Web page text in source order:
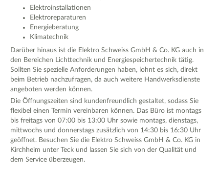
Elektroinstallationen
Elektroreparaturen
Energieberatung
Klimatechnik
Darüber hinaus ist die Elektro Schweiss GmbH & Co. KG auch in
den Bereichen Lichttechnik und Energiespeichertechnik tätig.
Sollten Sie spezielle Anforderungen haben, lohnt es sich, direkt
beim Betrieb nachzufragen, da auch weitere Handwerksdienste
angeboten werden können.
Die Öffnungszeiten sind kundenfreundlich gestaltet, sodass Sie
flexibel einen Termin vereinbaren können. Das Büro ist montags
bis freitags von 07:00 bis 13:00 Uhr sowie montags, dienstags,
mittwochs und donnerstags zusätzlich von 14:30 bis 16:30 Uhr
geöffnet. Besuchen Sie die Elektro Schweiss GmbH & Co. KG in
Kirchheim unter Teck und lassen Sie sich von der Qualität und
dem Service überzeugen.